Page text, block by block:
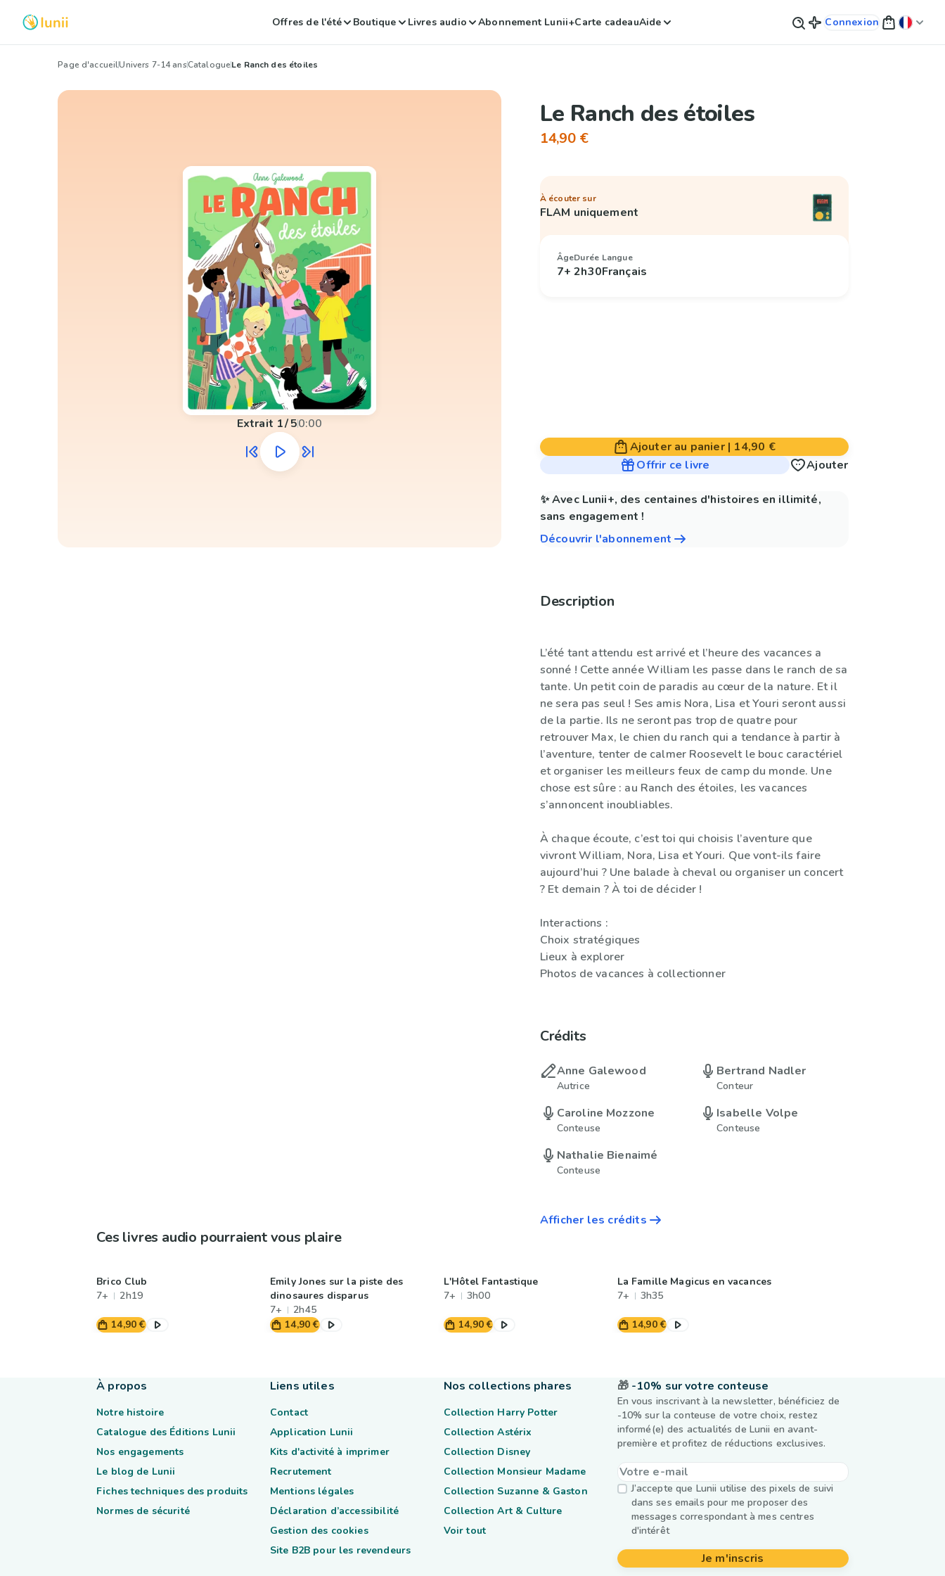
Offres de l'été Boutique Livres audio Abonnement Lunii+Carte cadeauAide Connexion
Page d'accueilUnivers 7-14 ansCatalogueLe Ranch des étoiles
Extrait 1/50:00
Le Ranch des étoiles
14,90 €
À écouter sur
FLAM uniquement
Âge
7+
Durée
2h30
Langue
Français
Ajouter au panier| 14,90 €
Offrir ce livre
Ajouter
✨ Avec Lunii+, des centaines d'histoires en illimité,
sans engagement !
Découvrir l'abonnement
Description
L’été tant attendu est arrivé et l’heure des vacances a
sonné ! Cette année William les passe dans le ranch de sa
tante. Un petit coin de paradis au cœur de la nature. Et il
ne sera pas seul ! Ses amis Nora, Lisa et Youri seront aussi
de la partie. Ils ne seront pas trop de quatre pour
retrouver Max, le chien du ranch qui a tendance à partir à
l’aventure, tenter de calmer Roosevelt le bouc caractériel
et organiser les meilleurs feux de camp du monde. Une
chose est sûre : au Ranch des étoiles, les vacances
s’annoncent inoubliables.
À chaque écoute, c’est toi qui choisis l’aventure que
vivront William, Nora, Lisa et Youri. Que vont-ils faire
aujourd’hui ? Une balade à cheval ou organiser un concert
? Et demain ? À toi de décider !
Interactions :
Choix stratégiques
Lieux à explorer
Photos de vacances à collectionner
Crédits
Anne Galewood
Autrice
Bertrand Nadler
Conteur
Caroline Mozzone
Conteuse
Isabelle Volpe
Conteuse
Nathalie Bienaimé
Conteuse
Afficher les crédits
Ces livres audio pourraient vous plaire
Brico Club
7+
2h19
14,90 €
Emily Jones sur la piste des
dinosaures disparus
7+
2h45
14,90 €
L'Hôtel Fantastique
7+
3h00
14,90 €
La Famille Magicus en vacances
7+
3h35
14,90 €
🎁 -10% sur votre conteuse
En vous inscrivant à la newsletter, bénéficiez de
-10% sur la conteuse de votre choix, restez
informé(e) des actualités de Lunii en avant-
première et profitez de réductions exclusives.
J’accepte que Lunii utilise des pixels de suivi
dans ses emails pour me proposer des
messages correspondant à mes centres
d'intérêt
Je m'inscris
À propos
Notre histoire
Catalogue des Éditions Lunii
Nos engagements
Le blog de Lunii
Fiches techniques des produits
Normes de sécurité
Liens utiles
Contact
Application Lunii
Kits d'activité à imprimer
Recrutement
Mentions légales
Déclaration d’accessibilité
Gestion des cookies
Site B2B pour les revendeurs
Nos collections phares
Collection Harry Potter
Collection Astérix
Collection Disney
Collection Monsieur Madame
Collection Suzanne & Gaston
Collection Art & Culture
Voir tout